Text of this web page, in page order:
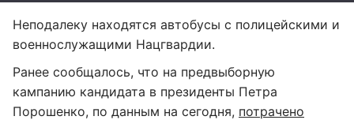
Неподалеку находятся автобусы с полицейскими и
военнослужащими Нацгвардии.
Ранее сообщалось, что на предвыборную
кампанию кандидата в президенты Петра
Порошенко, по данным на сегодня, потрачено